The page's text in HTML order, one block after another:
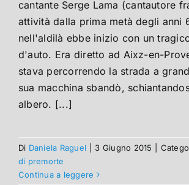
cantante Serge Lama (cantautore
attività dalla prima metà degli anni
nell'aldilà ebbe inizio con un
d'auto. Era diretto ad Aixz-en-
stava percorrendo la strada a
sua macchina sbandò,
albero. [...]
Di Daniela Raguel 3 Giugno 2015
di premorte
Continua a leggere